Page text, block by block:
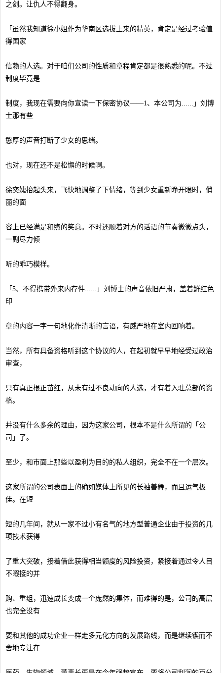
之剑。让仇人不得翻身。
「虽然我知道徐小姐作为华南区选拔上来的精英，肯定是经过考验值
得国家
信赖的人选。对于咱们公司的性质和章程肯定都是很熟悉的呢。不过
制度毕竟是
制度，我现在需要向你宣读一下保密协议——1、本公司为......」刘博
士那有些
憨厚的声音打断了少女的思绪。
也对，现在还不是松懈的时候啊。
徐奕婕抬起头来，飞快地调整了下情绪，等到少女重新睁开眼时，俏
丽的面
容上已经满是和煦的笑意。不时还顺着对方的话语的节奏微微点头，
一副尽力倾
听的乖巧模样。
「5、不得携带外来内存件......」刘博士的声音依旧严肃，盖着鲜红色
印
章的内容一字一句地化作清晰的言语，有威严地在室内回响着。
当然，所有具备资格听到这个协议的人，在起初就早早地经受过政治
审查，
只有真正根正苗红，从未有过不良动向的人选，才有着入驻总部的资
格。
并没有什么多余的理由，因为这家公司，根本不是什么所谓的「公
司」了。
至少，和市面上那些以盈利为目的的私人组织，完全不在一个层次。
这家所谓的公司表面上的确如媒体上所见的长袖善舞，而且运气极
佳。在短
短的几年间，就从一家不过小有名气的地方型普通企业由于投资的几
项技术获得
了重大突破，接着借此获得相当额度的风险投资，紧接着通过令人目
不暇接的并
购、重组，迅速成长变成一个庞然的集体，而难得的是，公司的高层
也完全没有
要和其他的成功企业一样走多元化方向的发展路线，而是继续锲而不
舍地专注在